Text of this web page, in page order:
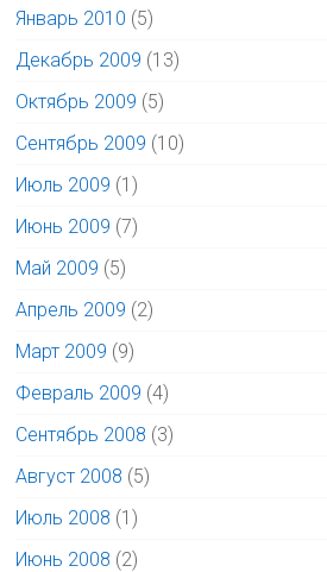
Январь 2010 (5)
Декабрь 2009 (13)
Октябрь 2009 (5)
Сентябрь 2009 (10)
Июль 2009 (1)
Июнь 2009 (7)
Май 2009 (5)
Апрель 2009 (2)
Март 2009 (9)
Февраль 2009 (4)
Сентябрь 2008 (3)
Август 2008 (5)
Июль 2008 (1)
Июнь 2008 (2)